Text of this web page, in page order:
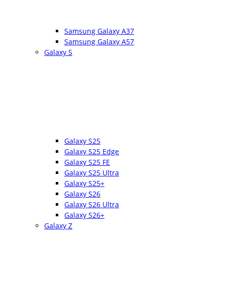
Samsung Galaxy A37
Samsung Galaxy A57
Galaxy S
Galaxy S25
Galaxy S25 Edge
Galaxy S25 FE
Galaxy S25 Ultra
Galaxy S25+
Galaxy S26
Galaxy S26 Ultra
Galaxy S26+
Galaxy Z